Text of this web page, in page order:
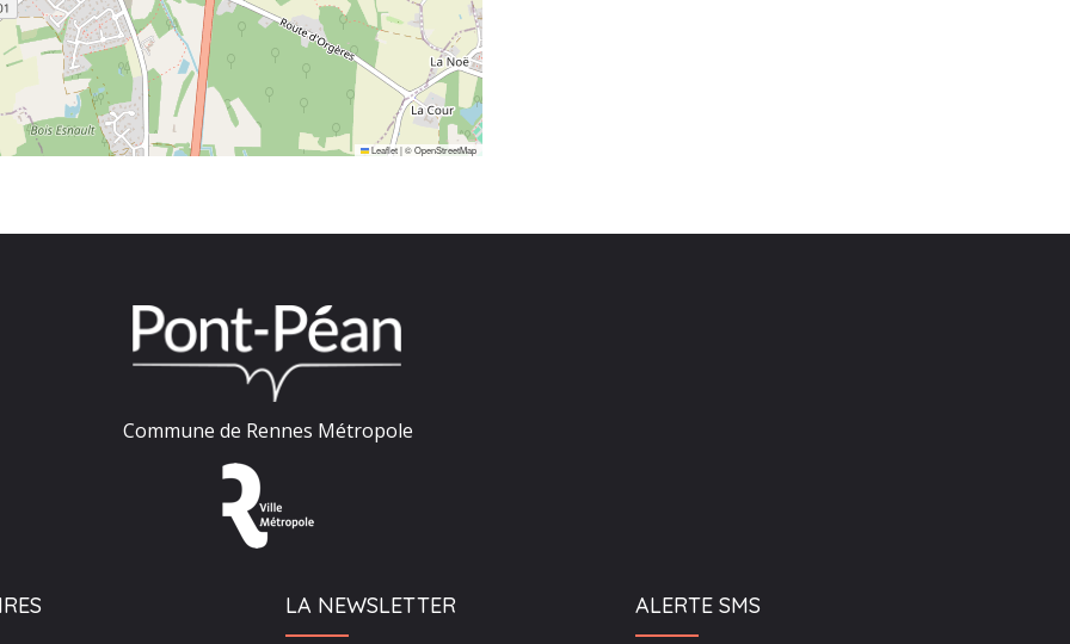
Leaflet|©OpenStreetMap
Commune de Rennes Métropole
LA NEWSLETTER ALERTE SMS